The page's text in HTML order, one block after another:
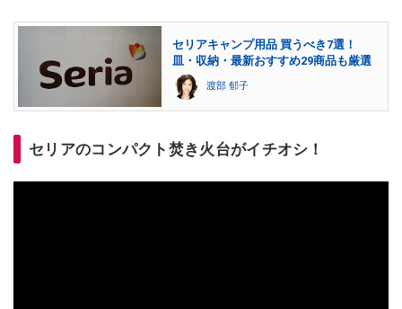
セリアキャンプ用品 買うべき7選！
皿・収納・最新おすすめ29商品も厳選
渡部 郁子
セリアのコンパクト焚き火台がイチオシ！